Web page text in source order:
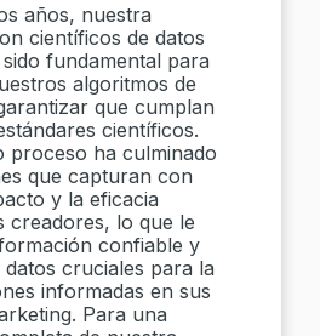
años, nuestra
científicos de datos
fundamental para
algoritmos de
que cumplan
científicos.
proceso ha culminado
que capturan con
y la eficacia
creadores, lo que le
confiable y
cruciales para la
informadas en sus
Para una